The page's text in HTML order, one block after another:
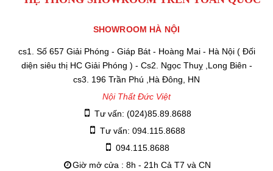
SHOWROOM HÀ NỘI
cs1. Số 657 Giải Phóng - Giáp Bát - Hoàng Mai - Hà Nội ( Đối
diện siêu thị HC Giải Phóng ) - Cs2. Ngọc Thuỵ ,Long Biên -
cs3. 196 Trần Phú ,Hà Đông, HN
Nội Thất Đức Việt
Tư vấn: (024)85.89.8688
Tư vấn: 094.115.8688
094.115.8688
Giờ mở cửa : 8h - 21h Cả T7 và CN